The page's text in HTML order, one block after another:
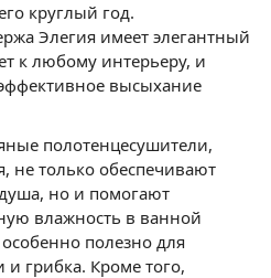
круглый год.
Элегия имеет элегантный
к любому интерьеру, и
высыхание
полотенцесушители,
не только обеспечивают
но и помогают
влажность в ванной
полезно для
грибка. Кроме того,